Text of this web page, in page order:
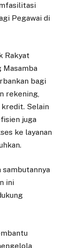
Pegawai di
Rakyat
Masamba
bagi
rekening,
Selain
juga
ke layanan
sambutannya
ini